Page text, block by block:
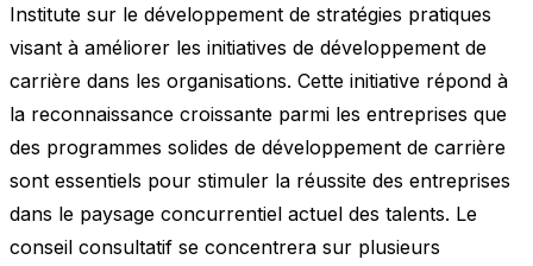
Institute sur le développement de stratégies pratiques
visant à améliorer les initiatives de développement de
carrière dans les organisations. Cette initiative répond à
la reconnaissance croissante parmi les entreprises que
des programmes solides de développement de carrière
sont essentiels pour stimuler la réussite des entreprises
dans le paysage concurrentiel actuel des talents. Le
conseil consultatif se concentrera sur plusieurs